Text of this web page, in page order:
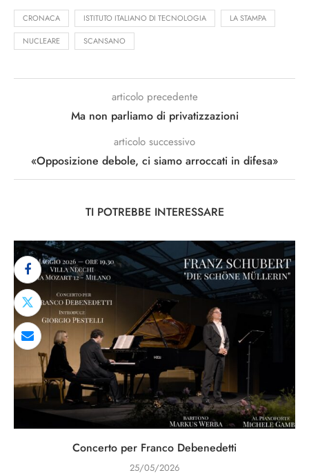
CRONACA ISTITUTO ITALIANO DI TECNOLOGIA LA STAMPA
NUCLEARE SCANSANO
articolo precedente
Ma non parliamo di privatizzazioni
articolo successivo
«Opposizione debole, ci siamo arroccati in difesa»
TI POTREBBE INTERESSARE
Concerto per Franco Debenedetti
25/05/2026